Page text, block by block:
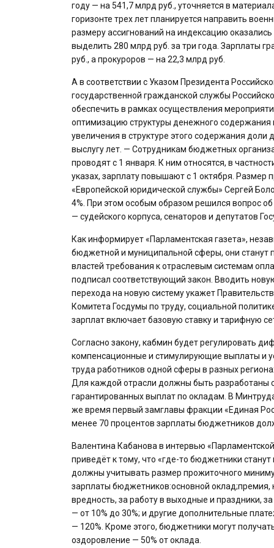
году — на 541,7 млрд руб., уточняется в
горизонте трех лет планируется направить
размеру ассигнований на индексацию
выделить 280 млрд руб. за три года. Зарплаты
руб., а прокуроров — на 22,3 млрд руб.
А в соответствии с Указом Президента
государственной гражданской службы
обеспечить в рамках осуществления
оптимизацию структуры денежного содержания
увеличения в структуре этого содержания
выслугу лет. — Сотрудникам бюджетных
проводят с 1 января. К ним относятся, в
указах, зарплату повышают с 1 октября. Размер
«Европейской юридической службы» Сергей
4%. При этом особым образом решился вопрос
— судейского корпуса, сенаторов и депутатов
Как информирует «Парламентская газета»,
бюджетной и муниципальной сферы, они станут
властей требования к отраслевым системам
подписал соответствующий закон. Вводить
перехода на новую систему укажет
Комитета Госдумы по труду, социальной
зарплат включает базовую ставку и тарифную
Согласно закону, кабмин будет регулировать
компенсационные и стимулирующие выплаты и
труда работников одной сферы в разных
Для каждой отрасли должны быть разработаны
гарантированных выплат по окладам. В
же время первый замглавы фракции «Единая
менее 70 процентов зарплаты бюджетников
Валентина Кабанова в интервью
приведёт к тому, что «где-то бюджетники
должны учитывать размер прожиточного
зарплаты бюджетников:основной оклад;премия,
вредность, за работу в выходные и праздники,
— от 10% до 30%; и другие дополнительные
— 120%. Кроме этого, бюджетники могут
оздоровление — 50% от оклада.